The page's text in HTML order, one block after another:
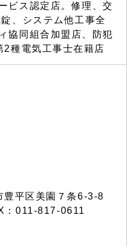
ビス認定店。修理、交
、システム他工事全
協同組合加盟店、防犯
種電気工事士在籍店
平区美園７条6-3-8
：011-817-0611